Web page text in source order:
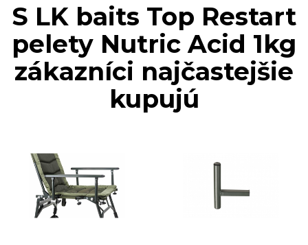
S LK baits Top Restart
pelety Nutric Acid 1kg
zákazníci najčastejšie
kupujú